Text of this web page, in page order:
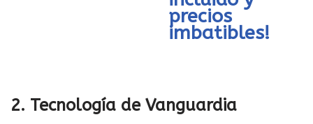
precios
imbatibles!
2. Tecnología de Vanguardia